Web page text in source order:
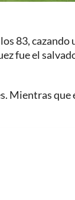
83, cazando
fue el
Mientras que